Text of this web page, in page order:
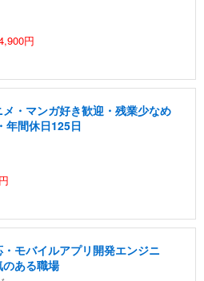
円
・マンガ好き歓迎・残業少なめ
年間休日125日
モバイルアプリ開発エンジニ
ある職場